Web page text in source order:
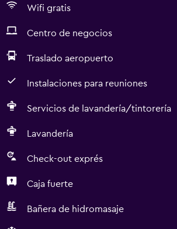
Wifi gratis
Centro de negocios
Traslado aeropuerto
Instalaciones para reuniones
Servicios de lavandería/tintorería
Lavandería
Check-out exprés
Caja fuerte
Bañera de hidromasaje